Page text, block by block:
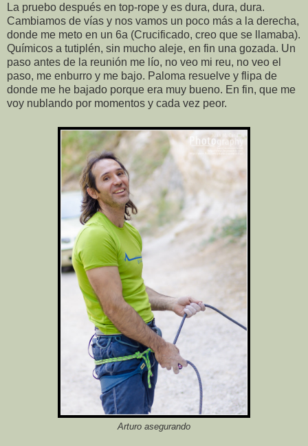
La pruebo después en top-rope y es dura, dura, dura.
Cambiamos de vías y nos vamos un poco más a la derecha,
donde me meto en un 6a (Crucificado, creo que se llamaba).
Químicos a tutiplén, sin mucho aleje, en fin una gozada. Un
paso antes de la reunión me lío, no veo mi reu, no veo el
paso, me enburro y me bajo. Paloma resuelve y flipa de
donde me he bajado porque era muy bueno. En fin, que me
voy nublando por momentos y cada vez peor.
Arturo asegurando